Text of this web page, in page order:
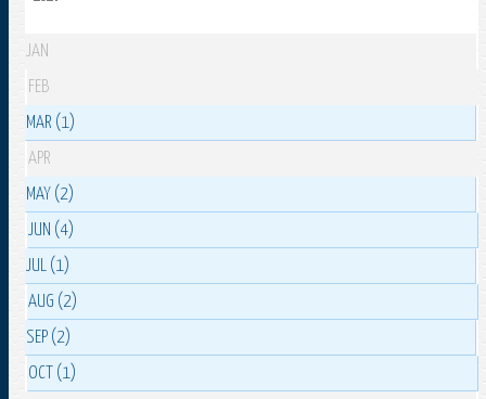
JAN
FEB
MAR (1)
APR
MAY (2)
JUN (4)
JUL (1)
AUG (2)
SEP (2)
OCT (1)